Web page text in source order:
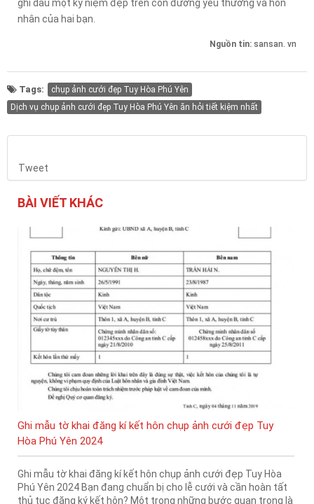
ghi dấu một kỷ niệm đẹp trên con đường yêu thương và hôn
nhân của hai bạn.
Nguồn tin: sansan. vn
Tags:
chụp ảnh cưới đẹp Tuy Hòa Phú Yên
Dịch vụ chụp ảnh cưới đẹp Tuy Hòa Phú Yên ăn hỏi tiết kiệm nhất
Tweet
BÀI VIẾT KHÁC
Ghi mẫu tờ khai đăng kí kết hôn chụp ảnh cưới đẹp Tuy
Hòa Phú Yên 2024
Ghi mẫu tờ khai đăng kí kết hôn chụp ảnh cưới đẹp Tuy Hòa
Phú Yên 2024 Bạn đang chuẩn bị cho lễ cưới và cần hoàn tất
thủ tục đăng ký kết hôn? Một trong những bước quan trọng là